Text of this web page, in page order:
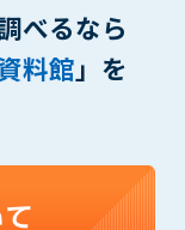
べるなら
料館」を
パスワードの使
与、譲渡、売買、
とはできませ